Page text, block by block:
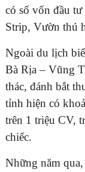
có số vốn đầu
Strip, Vườn thú
Ngoài du lịch
Bà Rịa – Vũng
thác, đánh bắt
tỉnh hiện có
trên 1 triệu CV,
chiếc.
Những năm